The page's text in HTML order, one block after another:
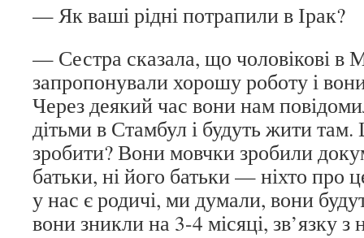
— Як ваші рідні потрапили в Ірак?
— Сестра сказала, що чоловікові в
запропонували хорошу роботу і
Через деякий час вони нам
дітьми в Стамбул і будуть жити
зробити? Вони мовчки зробили
батьки, ні його батьки — ніхто про
у нас є родичі, ми думали, вони
вони зникли на 3-4 місяці, зв’язку